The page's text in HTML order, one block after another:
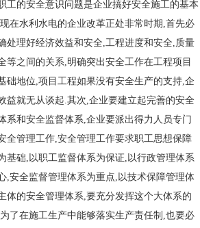
工的安全意识问题是企业搞好安全施工的基本
在水利水电的企业改革正处非常时期,首先必
处理好经济效益和安全,工程进度和安全,质量
等之间的关系,明确突出安全工作在工程项目
础地位,项目工程如果没有安全生产的支持,企
益就无从谈起.其次,企业要建立起完善的安全
系和安全监督体系,企业要派出得力人员专门
全管理工作,安全管理工作要求职工思想保障
基础,以职工监督体系为保证,以行政管理体系
,安全监督管理体系为重点,以技术保障管理体
体的安全管理体系,要充分发挥这个大体系的
了在施工生产中能够落实生产责任制,也要必